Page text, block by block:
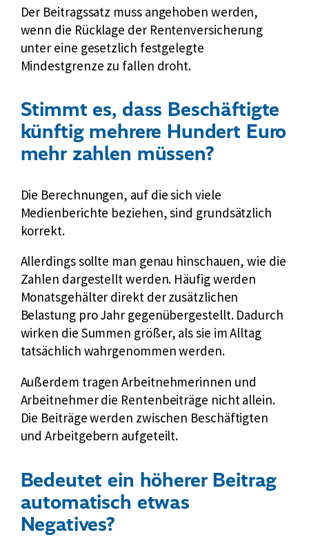
Der Beitragssatz muss angehoben werden,
wenn die Rücklage der Rentenversicherung
unter eine gesetzlich festgelegte
Mindestgrenze zu fallen droht.
Stimmt es, dass Beschäftigte
künftig mehrere Hundert Euro
mehr zahlen müssen?
Die Berechnungen, auf die sich viele
Medienberichte beziehen, sind grundsätzlich
korrekt.
Allerdings sollte man genau hinschauen, wie die
Zahlen dargestellt werden. Häufig werden
Monatsgehälter direkt der zusätzlichen
Belastung pro Jahr gegenübergestellt. Dadurch
wirken die Summen größer, als sie im Alltag
tatsächlich wahrgenommen werden.
Außerdem tragen Arbeitnehmerinnen und
Arbeitnehmer die Rentenbeiträge nicht allein.
Die Beiträge werden zwischen Beschäftigten
und Arbeitgebern aufgeteilt.
Bedeutet ein höherer Beitrag
automatisch etwas
Negatives?